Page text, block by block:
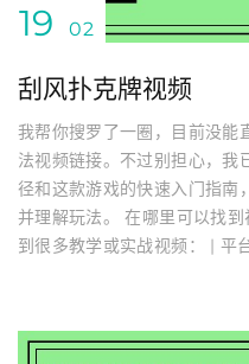
19 02
刮风扑克牌视频
我帮你搜罗了一圈，目前没能
法视频链接。不过别担心，我
径和这款游戏的快速入门指南
并理解玩法。 在哪里可以找
到很多教学或实战视频： | 平